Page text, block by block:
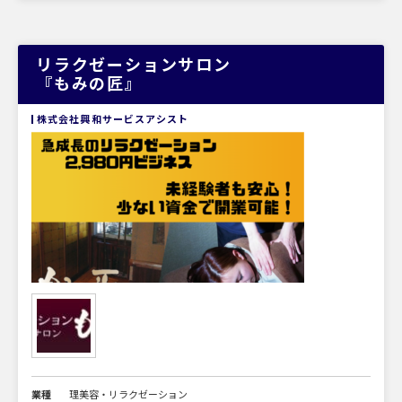
リラクゼーションサロン
『もみの匠』
株式会社興和サービスアシスト
業種
理美容・リラクゼーション